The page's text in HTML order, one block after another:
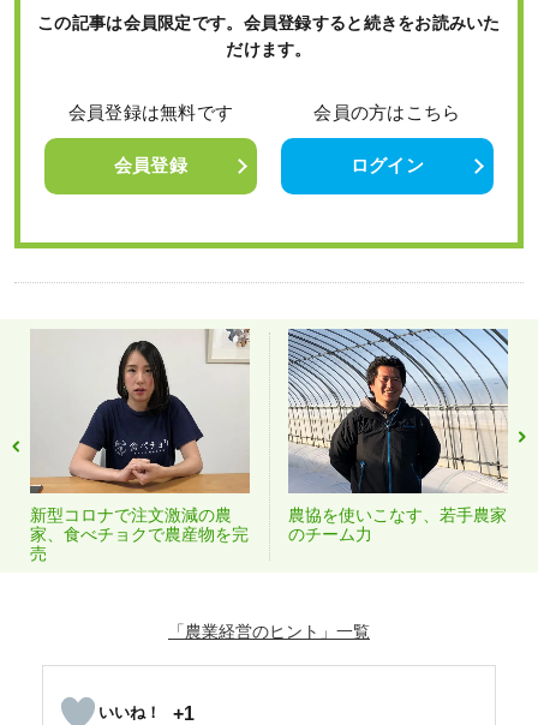
この記事は会員限定です。会員登録すると続きをお読みいた
だけます。
会員登録は無料です
会員登録
会員の方はこちら
ログイン
新型コロナで注文激減の農
家、食べチョクで農産物を完
売
農協を使いこなす、若手農家
のチーム力
「農業経営のヒント」
+1